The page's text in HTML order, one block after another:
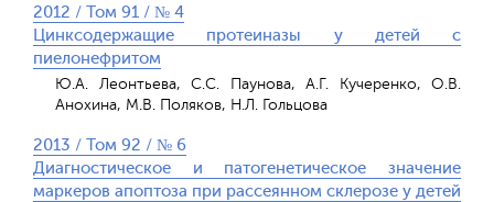
2012 / Том 91 / № 4
Цинксодержащие протеиназы у детей с
пиелонефритом
Ю.А. Леонтьева, С.С. Паунова, А.Г. Кучеренко, О.В.
Анохина, М.В. Поляков, Н.Л. Гольцова
2013 / Том 92 / № 6
Диагностическое и патогенетическое значение
маркеров апоптоза при рассеянном склерозе у детей